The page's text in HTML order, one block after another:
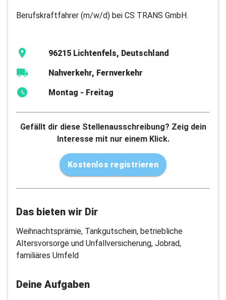
Berufskraftfahrer (m/w/d) bei CS TRANS GmbH.
96215 Lichtenfels, Deutschland
Nahverkehr, Fernverkehr
Montag - Freitag
Gefällt dir diese Stellenausschreibung? Zeig dein
Interesse mit nur einem Klick.
Kostenlos registrieren
Das bieten wir Dir
Weihnachtsprämie, Tankgutschein, betriebliche
Altersvorsorge und Unfallversicherung, Jobrad,
familiäres Umfeld
Deine Aufgaben